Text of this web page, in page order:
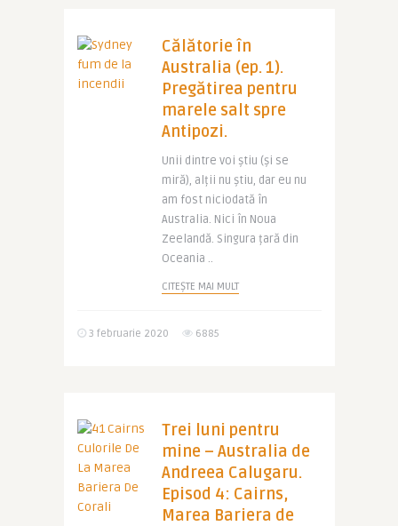
Călătorie în
Australia (ep. 1).
Pregătirea pentru
marele salt spre
Antipozi.
Unii dintre voi știu (și se
miră), alții nu știu, dar eu nu
am fost niciodată în
Australia. Nici în Noua
Zeelandă. Singura țară din
Oceania ..
CITEȘTE MAI MULT
3 februarie 2020 6885
Trei luni pentru
mine – Australia de
Andreea Calugaru.
Episod 4: Cairns,
Marea Bariera de